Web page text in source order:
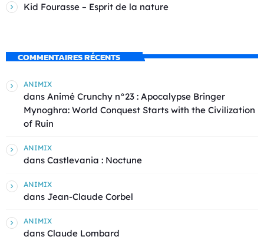
Kid Fourasse – Esprit de la nature
COMMENTAIRES RÉCENTS
ANIMIX
dans Animé Crunchy n°23 : Apocalypse Bringer
Mynoghra: World Conquest Starts with the Civilization
of Ruin
ANIMIX
dans Castlevania : Noctune
ANIMIX
dans Jean-Claude Corbel
ANIMIX
dans Claude Lombard